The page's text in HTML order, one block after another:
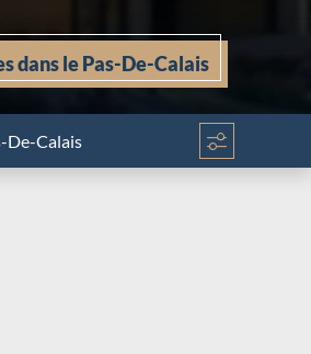
dans le Pas-De-Calais
De-Calais